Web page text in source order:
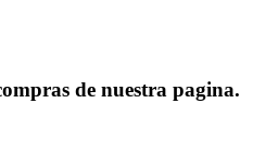
de nuestra pagina.